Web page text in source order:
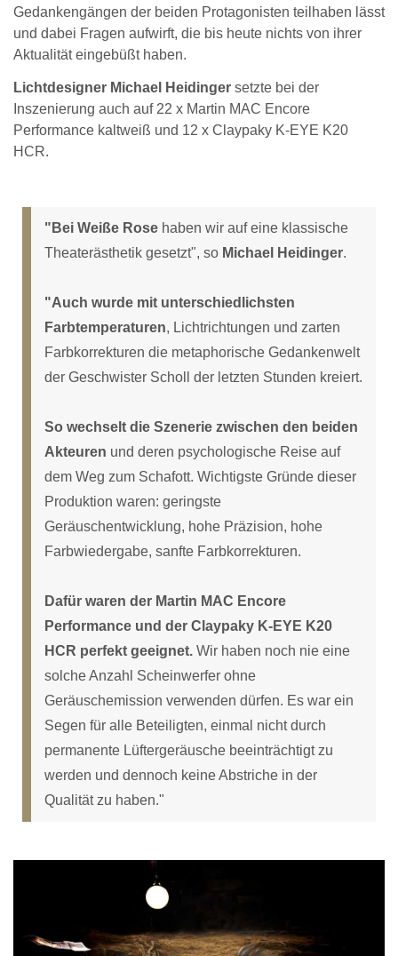
Gedankengängen der beiden Protagonisten teilhaben lässt
und dabei Fragen aufwirft, die bis heute nichts von ihrer
Aktualität eingebüßt haben.
Lichtdesigner Michael Heidinger setzte bei der
Inszenierung auch auf 22 x Martin MAC Encore
Performance kaltweiß und 12 x Claypaky K-EYE K20
HCR.
"Bei Weiße Rose haben wir auf eine klassische
Theaterästhetik gesetzt", so Michael Heidinger.
"Auch wurde mit unterschiedlichsten
Farbtemperaturen, Lichtrichtungen und zarten
Farbkorrekturen die metaphorische Gedankenwelt
der Geschwister Scholl der letzten Stunden kreiert.
So wechselt die Szenerie zwischen den beiden
Akteuren und deren psychologische Reise auf
dem Weg zum Schafott. Wichtigste Gründe dieser
Produktion waren: geringste
Geräuschentwicklung, hohe Präzision, hohe
Farbwiedergabe, sanfte Farbkorrekturen.
Dafür waren der Martin MAC Encore
Performance und der Claypaky K-EYE K20
HCR perfekt geeignet. Wir haben noch nie eine
solche Anzahl Scheinwerfer ohne
Geräuschemission verwenden dürfen. Es war ein
Segen für alle Beteiligten, einmal nicht durch
permanente Lüftergeräusche beeinträchtigt zu
werden und dennoch keine Abstriche in der
Qualität zu haben."